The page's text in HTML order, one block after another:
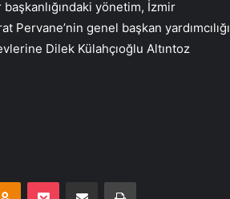
yönetim, İzmir
Pervane’nin genel başkan yardımcılığı
Dilek Külahçıoğlu Altıntoz
Odnoklassniki
Pocket E-Posta ile paylaş Yazdır